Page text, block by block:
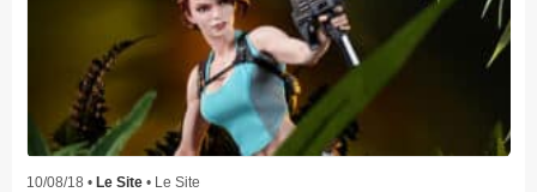
10/08/18 • Le Site • Le Site